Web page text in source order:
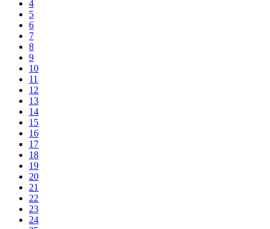
4
5
6
7
8
9
10
11
12
13
14
15
16
17
18
19
20
21
22
23
24